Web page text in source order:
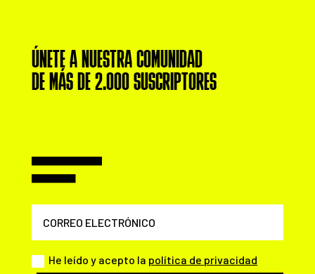
ÚNETE A NUESTRA COMUNIDAD
DE MÁS DE 2.000 SUSCRIPTORES
He leído y acepto la política de privacidad